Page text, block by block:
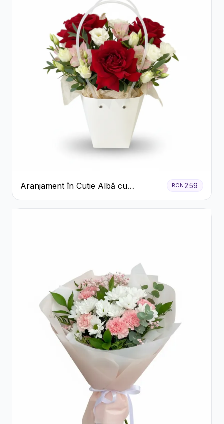
Aranjament în Cutie Albă cu
Trandafiri Roșii și Lisianthus
RON259